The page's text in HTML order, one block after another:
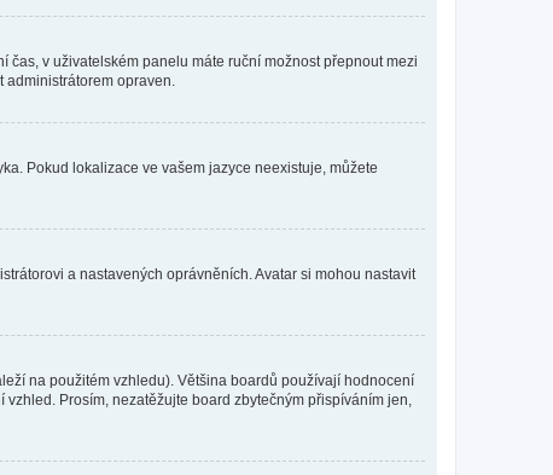
v uživatelském panelu máte ruční možnost přepnout mezi
opraven.
Pokud lokalizace ve vašem jazyce neexistuje, můžete
a nastavených oprávněních. Avatar si mohou nastavit
na použitém vzhledu). Většina boardů používají hodnocení
Prosím, nezatěžujte board zbytečným přispíváním jen,